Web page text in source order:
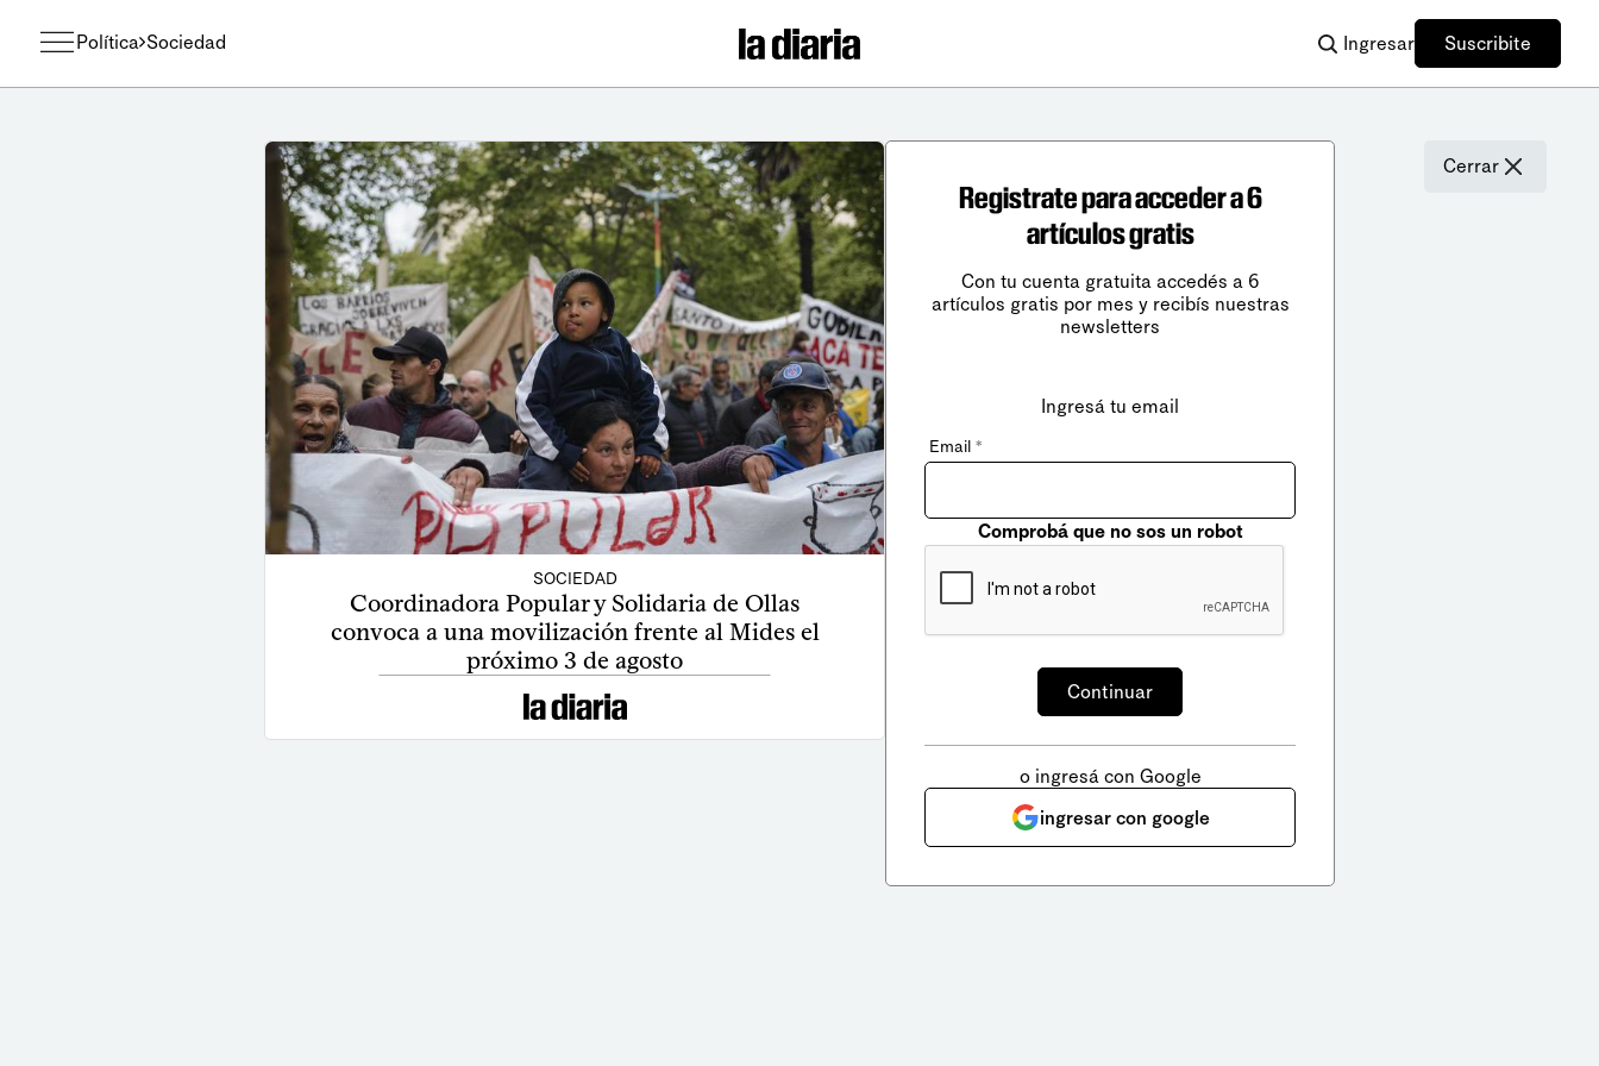
Política Sociedad Ingresar Suscribite
SOCIEDAD
Coordinadora Popular y Solidaria de Ollas
convoca a una movilización frente al Mides el
próximo 3 de agosto
Cerrar
Registrate para acceder a 6
artículos gratis
Con tu cuenta gratuita accedés a 6
artículos gratis por mes y recibís nuestras
newsletters
Ingresá tu email
Email *
Comprobá que no sos un robot
o ingresá con Google
ingresar con google